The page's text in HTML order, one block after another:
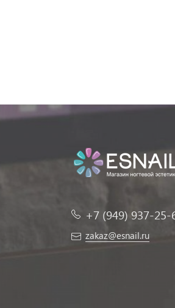
+7 (949) 937-25-
zakaz@esnail.ru